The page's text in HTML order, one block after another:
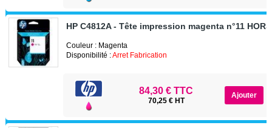
HP C4812A - Tête impression magenta n°11
Couleur : Magenta
Disponibilité :Arret Fabrication
84,30 € TTC
70,25 € HT